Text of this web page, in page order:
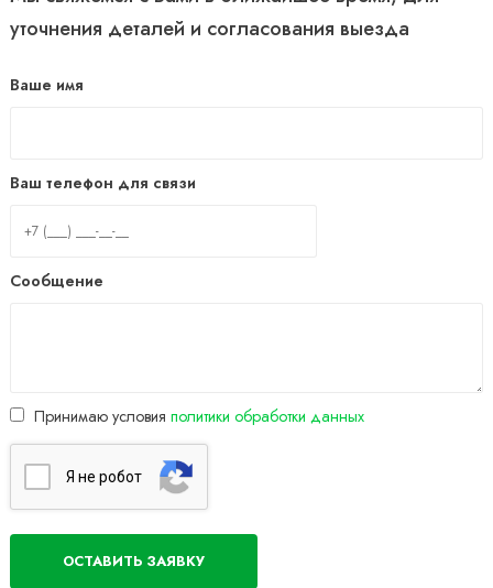
уточнения деталей и согласования выезда
Ваше имя
Ваш телефон для связи
Сообщение
Принимаю условия политики обработки данных
Я нe poбoт